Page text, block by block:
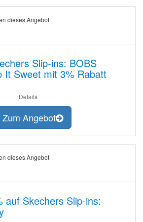
dieses Angebot
Slip-ins: BOBS
It Sweet mit 3% Rabatt
Details
Zum Angebot
dieses Angebot
auf Skechers Slip-ins: